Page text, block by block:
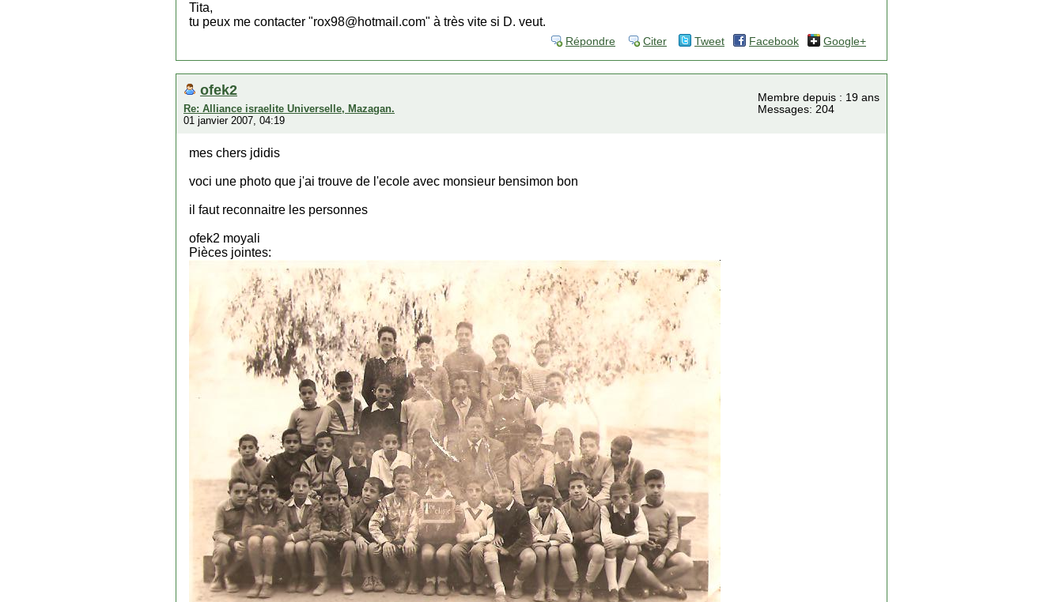
Tita,
tu peux me contacter "rox98@hotmail.com" à très vite si D. veut.
Répondre Citer Tweet Facebook Google+
ofek2
Re: Alliance israelite Universelle, Mazagan.
01 janvier 2007, 04:19
Membre depuis : 19 ans
Messages: 204
mes chers jdidis
voci une photo que j'ai trouve de l'ecole avec monsieur bensimon bon
il faut reconnaitre les personnes
ofek2 moyali
Pièces jointes: